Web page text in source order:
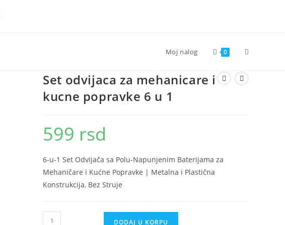
Moj nalog 0 Toggle
Set odvijaca za mehanicare i
kucne popravke 6 u 1
599 rsd
6-u-1 Set Odvijača sa Polu-Napunjenim Baterijama za
Mehaničare i Kućne Popravke | Metalna i Plastična
Konstrukcija, Bez Struje
Set
DODAJ U KORPU